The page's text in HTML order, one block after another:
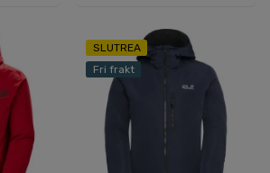
SLUTREA
Fri frakt